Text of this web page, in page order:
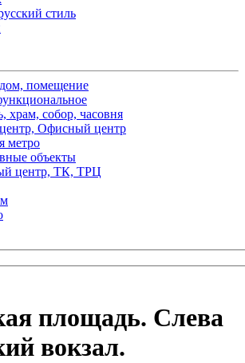
стиль
помещение
храм, собор, часовня
Офисный центр
метро
объекты
центр, ТК, ТРЦ
площадь. Слева
вокзал.